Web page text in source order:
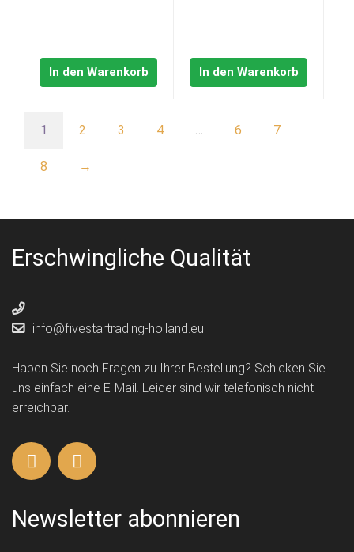
In den Warenkorb In den Warenkorb
1 2 3 4 … 6 7
8 →
Erschwingliche Qualität
info@fivestartrading-holland.eu
Haben Sie noch Fragen zu Ihrer Bestellung? Schicken Sie
uns einfach eine E-Mail. Leider sind wir telefonisch nicht
erreichbar.
Newsletter abonnieren